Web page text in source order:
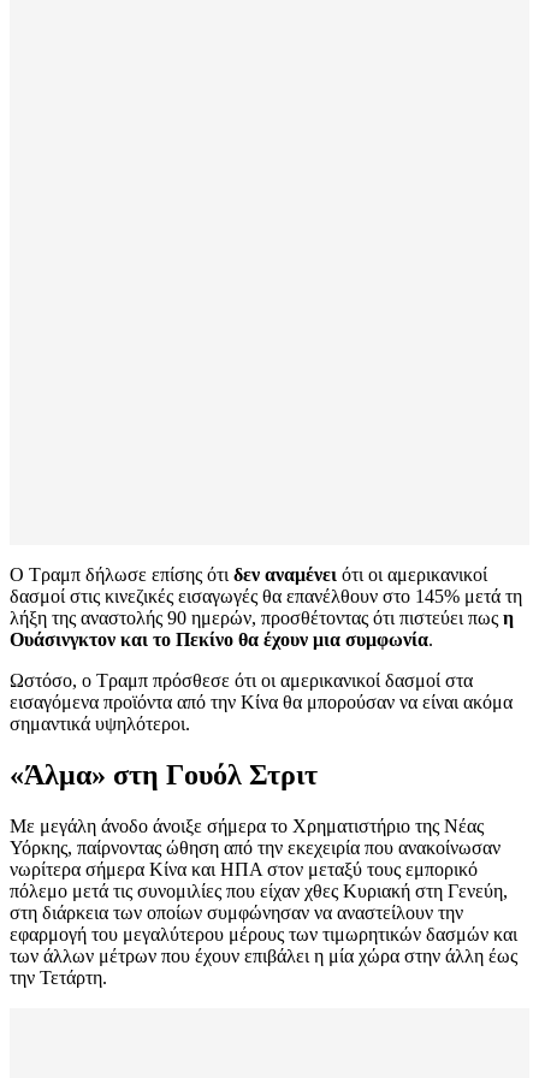
Ο Τραμπ δήλωσε επίσης ότι δεν αναμένει ότι οι αμερικανικοί
δασμοί στις κινεζικές εισαγωγές θα επανέλθουν στο 145% μετά τη
λήξη της αναστολής 90 ημερών, προσθέτοντας ότι πιστεύει πως η
Ουάσινγκτον και το Πεκίνο θα έχουν μια συμφωνία.
Ωστόσο, ο Τραμπ πρόσθεσε ότι οι αμερικανικοί δασμοί στα
εισαγόμενα προϊόντα από την Κίνα θα μπορούσαν να είναι ακόμα
σημαντικά υψηλότεροι.
«Άλμα» στη Γουόλ Στριτ
Με μεγάλη άνοδο άνοιξε σήμερα το Χρηματιστήριο της Νέας
Υόρκης, παίρνοντας ώθηση από την εκεχειρία που ανακοίνωσαν
νωρίτερα σήμερα Κίνα και ΗΠΑ στον μεταξύ τους εμπορικό
πόλεμο μετά τις συνομιλίες που είχαν χθες Κυριακή στη Γενεύη,
στη διάρκεια των οποίων συμφώνησαν να αναστείλουν την
εφαρμογή του μεγαλύτερου μέρους των τιμωρητικών δασμών και
των άλλων μέτρων που έχουν επιβάλει η μία χώρα στην άλλη έως
την Τετάρτη.